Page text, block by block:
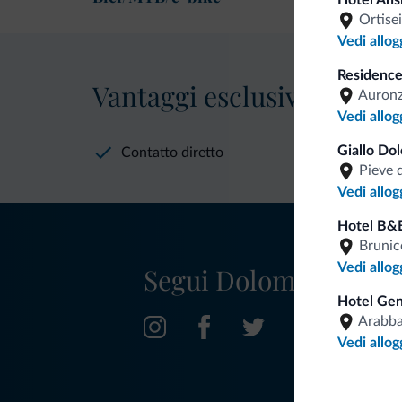
Ortisei
Vedi
Vedi
Giallo
Pieve
Vedi
Hotel
Vedi
Hotel
Arabba
Vedi
Vantaggi esclusivi
Contatto diretto
Segui Dolomiti.it